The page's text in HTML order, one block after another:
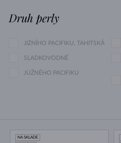
Druh perly
JIŽNÍHO PACIFIKU, TAHITSKÁ
SLADKOVODNÉ
JUŽNÉHO PACIFIKU
NA SKLADE